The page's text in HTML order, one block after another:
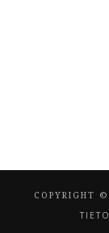
COPYRIGHT